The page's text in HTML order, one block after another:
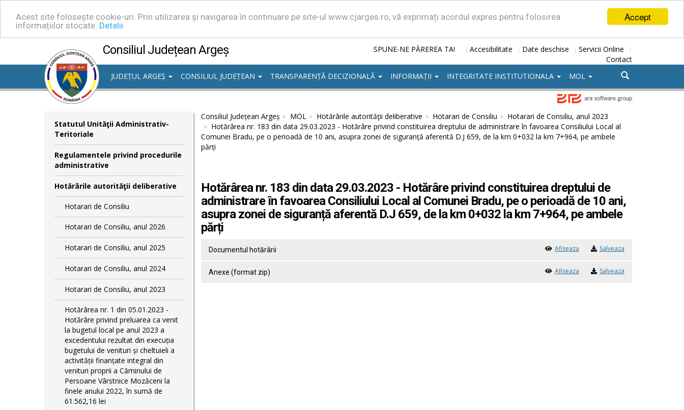
Accept
Acest site folosește cookie-uri. Prin utilizarea și navigarea în continuare pe site-ul www.cjarges.ro, vă exprimați acordul expres pentru folosirea
informațiilor stocate. Detalii
Consiliul Județean Argeș SPUNE-NE PĂREREA TA! | Accesibilitate | Date deschise | Servicii Online |
Contact
JUDEȚUL ARGEȘ
CONSILIUL JUDEȚEAN TRANSPARENȚĂ DECIZIONALĂ INFORMAȚII INTEGRITATE INSTITUTIONALA MOL
Statutul Unităţii Administrativ-
Teritoriale
Regulamentele privind procedurile
administrative
Hotărârile autorităţii deliberative
Hotarari de Consiliu
Hotarari de Consiliu, anul 2026
Hotarari de Consiliu, anul 2025
Hotarari de Consiliu, anul 2024
Hotarari de Consiliu, anul 2023
Hotărârea nr. 1 din 05.01.2023 -
Hotărâre privind preluarea ca venit
la bugetul local pe anul 2023 a
excedentului rezultat din execuția
bugetului de venituri și cheltuieli a
activității finanțate integral din
venituri proprii a Căminului de
Persoane Vârstnice Mozăceni la
finele anului 2022, în sumă de
61.562,16 lei
Consiliul Județean Argeș MOL Hotărârile autorităţii deliberative Hotarari de Consiliu
Hotarari de Consiliu, anul 2023
Hotărârea nr. 183 din data 29.03.2023 - Hotărâre privind constituirea dreptului de administrare în favoarea Consiliului Local al
Comunei Bradu, pe o perioadă de 10 ani, asupra zonei de siguranță aferentă D.J 659, de la km 0+032 la km 7+964, pe ambele
părți
Hotărârea nr. 183 din data 29.03.2023 - Hotărâre privind constituirea dreptului de
administrare în favoarea Consiliului Local al Comunei Bradu, pe o perioadă de 10 ani,
asupra zonei de siguranță aferentă D.J 659, de la km 0+032 la km 7+964, pe ambele
părți
Documentul hotărârii Afiseaza Salveaza
Anexe (format zip) Afiseaza Salveaza